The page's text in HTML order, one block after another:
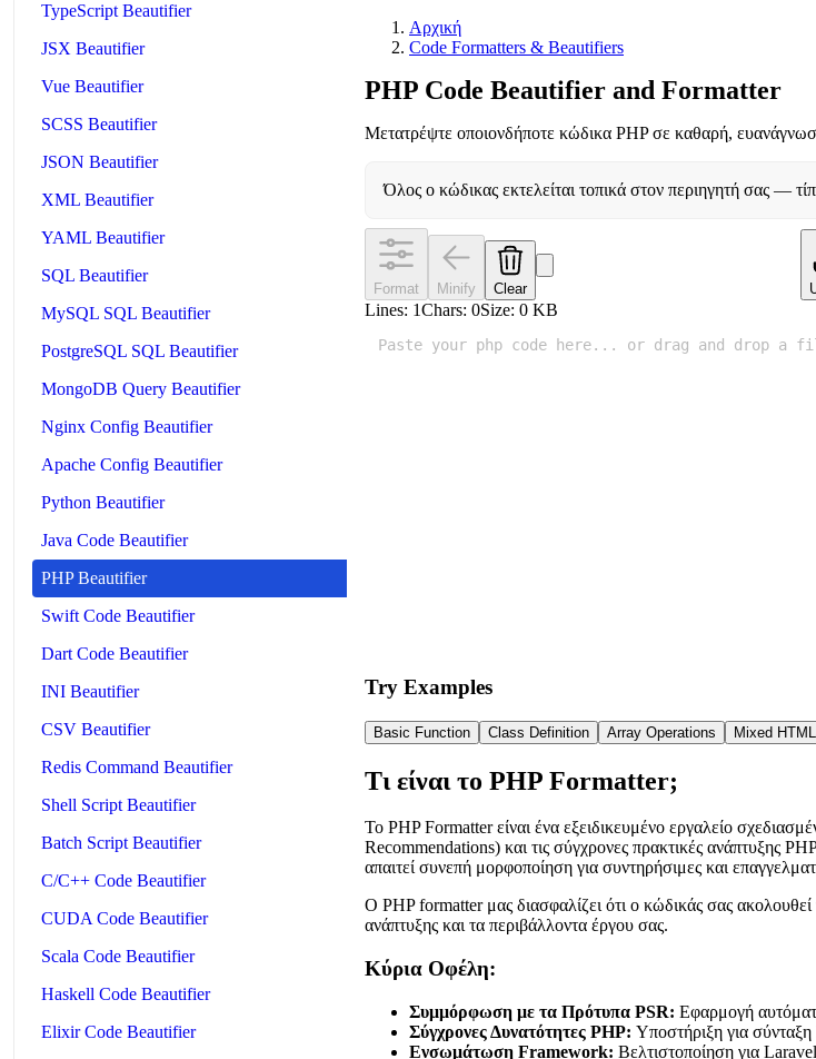
TypeScript Beautifier
JSX Beautifier
Vue Beautifier
SCSS Beautifier
JSON Beautifier
XML Beautifier
YAML Beautifier
SQL Beautifier
MySQL SQL Beautifier
PostgreSQL SQL Beautifier
MongoDB Query Beautifier
Nginx Config Beautifier
Apache Config Beautifier
Python Beautifier
Java Code Beautifier
PHP Beautifier
Swift Code Beautifier
Dart Code Beautifier
INI Beautifier
CSV Beautifier
Redis Command Beautifier
Shell Script Beautifier
Batch Script Beautifier
C/C++ Code Beautifier
CUDA Code Beautifier
Scala Code Beautifier
Haskell Code Beautifier
Elixir Code Beautifier
Αρχική
Code Formatters & Beautifiers
PHP Code Beautifier and Formatter
Μετατρέψτε οποιονδήποτε κώδικα PHP σε καθαρή,
Όλος ο κώδικας εκτελείται τοπικά στον περιηγητή σας —
Format Minify Clear
Lines: 1Chars: 0Size: 0 KB
Try Examples
Basic Function Class Definition Array Operations Mixed
Τι είναι το PHP Formatter;
Το PHP Formatter είναι ένα εξειδικευμένο εργαλείο
Recommendations) και τις σύγχρονες πρακτικές ανάπτυξης
απαιτεί συνεπή μορφοποίηση για συντηρήσιμες και
Ο PHP formatter μας διασφαλίζει ότι ο κώδικάς σας ακολουθεί
ανάπτυξης και τα περιβάλλοντα έργου σας.
Κύρια Οφέλη:
Συμμόρφωση με τα Πρότυπα PSR: Εφαρμογή
Σύγχρονες Δυνατότητες PHP: Υποστήριξη για
Ενσωμάτωση Framework: Βελτιστοποίηση για